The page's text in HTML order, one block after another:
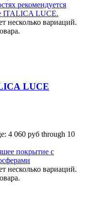
несколько вариаций.
LUCE
4 060 руб through 10
несколько вариаций.